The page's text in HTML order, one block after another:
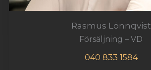
Rasmus Lönnqvist
Försäljning – VD
040 833 1584